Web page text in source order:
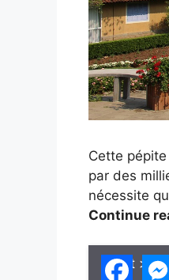
Cette
par des
nécessite
Continue
Next >>